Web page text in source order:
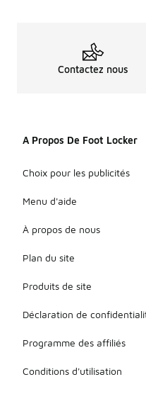
Contactez nous
A Propos De Foot Locker
Choix pour les publicités
Menu d'aide
À propos de nous
Plan du site
Produits de site
Déclaration de
Programme des affiliés
Conditions d'utilisation